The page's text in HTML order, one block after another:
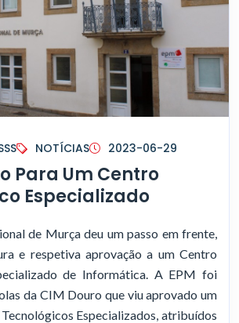
NOTÍCIAS 2023-06-29
Para Um Centro
Especializado
de Murça deu um passo em frente,
e respetiva aprovação a um Centro
de Informática. A EPM foi
da CIM Douro que viu aprovado um
Especializados, atribuídos